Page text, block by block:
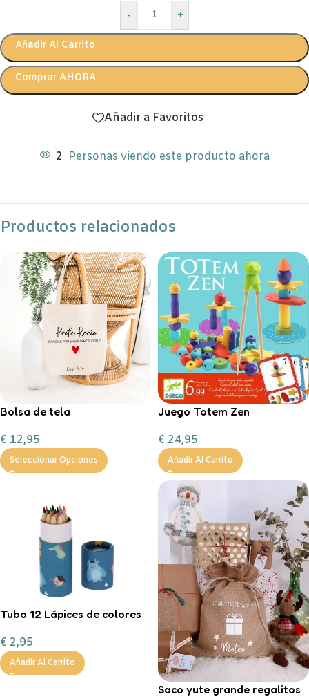
- +
Añadir Al Carrito
Comprar AHORA
Añadir a Favoritos
2 Personas viendo este producto ahora
Productos relacionados
Bolsa de tela
€ 12,95
Seleccionar Opciones
Juego Totem Zen
€ 24,95
Añadir Al Carrito
Tubo 12 Lápices de colores
€ 2,95
Añadir Al Carrito
Saco yute grande regalitos